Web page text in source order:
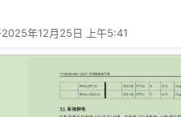
2025年12月25日 上午5:41
编辑